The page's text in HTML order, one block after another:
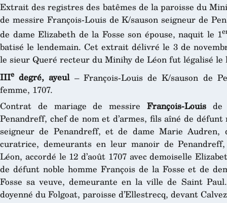
Extrait des registres des batêmes de la paroisse du
de messire François-Louis de K/sauson seigneur de
de dame Elizabeth de la Fosse son épouse, naquit le 1
batisé le lendemain. Cet extrait délivré le 3 de
le sieur Queré recteur du Minihy de Léon fut légalisé le
IIIe degré, ayeul– François-Louis de K/sauson de
femme, 1707.
Contrat de mariage de messire François-Louis de
Penandreff, chef de nom et d’armes, fils aîné de
seigneur de Penandreff, et de dame Marie Audren,
curatrice, demeurants en leur manoir de
Léon, accordé le 12 d’août 1707 avec demoiselle
de défunt noble homme François de la Fosse et de
Fosse sa veuve, demeurante en la ville de Saint
doyenné du Folgoat, paroisse d’Ellestrecq, devant